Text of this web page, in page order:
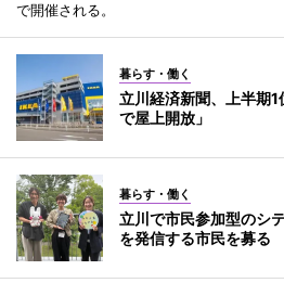
で開催される。
暮らす・働く
立川経済新聞、上半期
で屋上開放」
暮らす・働く
立川で市民参加型のシ
を発信する市民を募る